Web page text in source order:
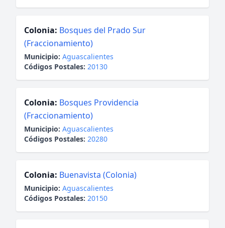
Colonia: Bosques del Prado Sur
(Fraccionamiento)
Municipio: Aguascalientes
Códigos Postales: 20130
Colonia: Bosques Providencia
(Fraccionamiento)
Municipio: Aguascalientes
Códigos Postales: 20280
Colonia: Buenavista (Colonia)
Municipio: Aguascalientes
Códigos Postales: 20150